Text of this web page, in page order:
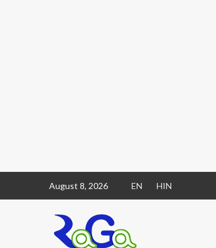
August 8, 2026 EN HIN